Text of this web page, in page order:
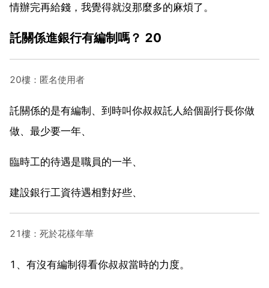
情辦完再給錢，我覺得就沒那麼多的麻煩了。
託關係進銀行有編制嗎？ 20
20樓：匿名使用者
託關係的是有編制、到時叫你叔叔託人給個副行長你做
做、最少要一年、
臨時工的待遇是職員的一半、
建設銀行工資待遇相對好些、
21樓：死於花樣年華
1、有沒有編制得看你叔叔當時的力度。